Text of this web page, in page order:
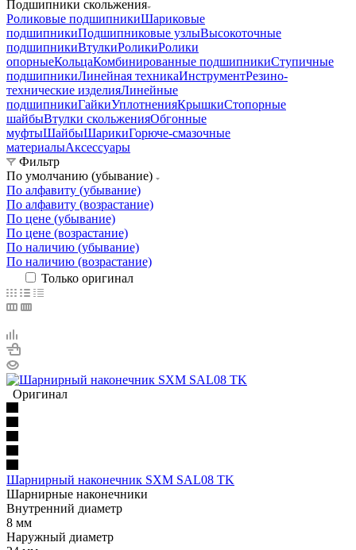
Подшипники скольжения
Роликовые подшипникиШариковые
подшипникиПодшипниковые узлыВысокоточные
подшипникиВтулкиРоликиРолики
опорныеКольцаКомбинированные подшипникиСтупичные
подшипникиЛинейная техникаИнструментРезино-
технические изделияЛинейные
подшипникиГайкиУплотненияКрышкиСтопорные
шайбыВтулки скольженияОбгонные
муфтыШайбыШарикиГорюче-смазочные
материалыАксессуары
Фильтр
По умолчанию (убывание)
По алфавиту (убывание)
По алфавиту (возрастание)
По цене (убывание)
По цене (возрастание)
По наличию (убывание)
По наличию (возрастание)
Только оригинал
Оригинал
Шарнирный наконечник SXM SAL08 TK
Шарнирные наконечники
Внутренний диаметр
8 мм
Наружный диаметр